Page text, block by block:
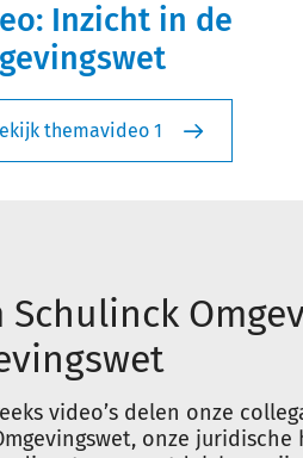
Inzicht in de
themavideo 1
Schulinck
video’s delen onze
onze